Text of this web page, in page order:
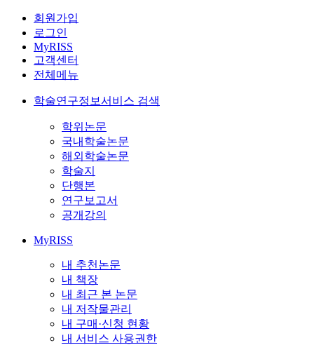
회원가입
로그인
MyRISS
고객센터
전체메뉴
학술연구정보서비스 검색
학위논문
국내학술논문
해외학술논문
학술지
단행본
연구보고서
공개강의
MyRISS
내 추천논문
내 책장
내 최근 본 논문
내 저작물관리
내 구매·신청 현황
내 서비스 사용권한